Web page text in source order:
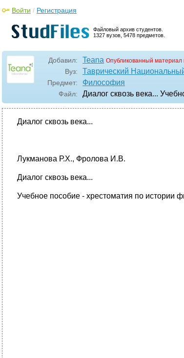
Файловый архив студентов.
1327 вузов, 5478 предметов.
Войти / Регистрация
Добавил: Teana Опубликованный
Вуз: Таврический
Предмет: Философия
Файл: Диалог сквозь века...
Диалог сквозь века...
Лукманова Р.Х., Фролова И.В.
Диалог сквозь века...
Учебное пособие - хрестоматия по истории